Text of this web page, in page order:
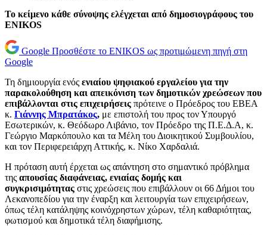
Το κείμενο κάθε σύνοψης ελέγχεται από δημοσιογράφους του
ENIKOS
Google Προσθέστε το ENIKOS ως προτιμώμενη πηγή στη
Google
Τη δημιουργία ενός ενιαίου ψηφιακού εργαλείου για την
παρακολούθηση και απεικόνιση των δημοτικών χρεώσεων που
επιβάλλονται στις επιχειρήσεις πρότεινε ο Πρόεδρος του ΕΒΕΑ
κ. Γιάννης Μπρατάκος, με επιστολή του προς τον Υπουργό
Εσωτερικών, κ. Θεόδωρο Λιβάνιο, τον Πρόεδρο της Π.Ε.Δ.Α, κ.
Γεώργιο Μαρκόπουλο και τα Μέλη του Διοικητικού Συμβουλίου,
και τον Περιφερειάρχη Αττικής, κ. Νίκο Χαρδαλιά.
Η πρόταση αυτή έρχεται ως απάντηση στο σημαντικό πρόβλημα
της απουσίας διαφάνειας, ενιαίας δομής και
συγκρισιμότητας στις χρεώσεις που επιβάλλουν οι 66 Δήμοι του
Λεκανοπεδίου για την έναρξη και λειτουργία των επιχειρήσεων,
όπως τέλη κατάληψης κοινόχρηστων χώρων, τέλη καθαριότητας,
φωτισμού και δημοτικά τέλη διαφήμισης.